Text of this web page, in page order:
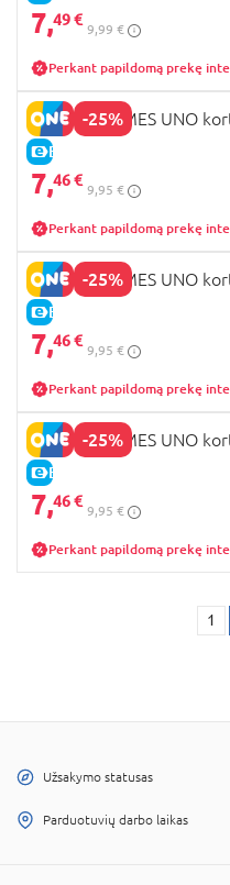
7,49 €
9,99 €
Perkant papildomą prekę
-25%
E-KAINA
MATTEL GAMES UNO
7,46 €
9,95 €
Perkant papildomą prekę
-25%
E-KAINA
MATTEL GAMES UNO
7,46 €
9,95 €
Perkant papildomą prekę
-25%
E-KAINA
MATTEL GAMES UNO
7,46 €
9,95 €
Perkant papildomą prekę
1
Užsakymo statusas
Parduotuvių darbo laikas